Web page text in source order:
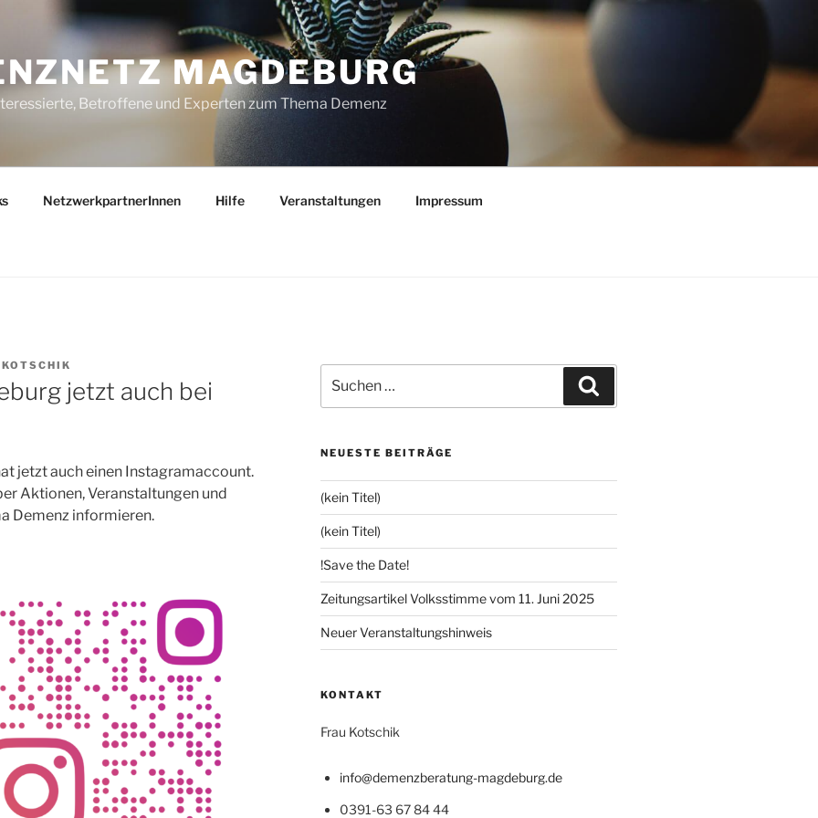
MAGDEBURG
Betroffene und Experten zum Thema Demenz
NetzwerkpartnerInnen Hilfe Veranstaltungen Impressum
jetzt auch bei
jetzt auch einen Instagramaccount.
Aktionen, Veranstaltungen und
Demenz informieren.
nach:
NEUESTE BEITRÄGE
(kein Titel)
(kein Titel)
!Save the Date!
Zeitungsartikel Volksstimme vom 11. Juni 2025
Neuer Veranstaltungshinweis
KONTAKT
Frau Kotschik
info@demenzberatung-magdeburg.de
0391-63 67 84 44